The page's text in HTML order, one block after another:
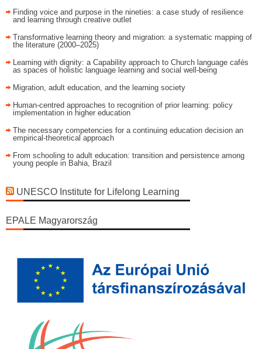
Finding voice and purpose in the nineties: a case study of resilience
and learning through creative outlet
Transformative learning theory and migration: a systematic mapping of
the literature (2000–2025)
Learning with dignity: a Capability approach to Church language cafés
as spaces of holistic language learning and social well-being
Migration, adult education, and the learning society
Human-centred approaches to recognition of prior learning: policy
implementation in higher education
The necessary competencies for a continuing education decision an
empirical-theoretical approach
From schooling to adult education: transition and persistence among
young people in Bahia, Brazil
UNESCO Institute for Lifelong Learning
EPALE Magyarország